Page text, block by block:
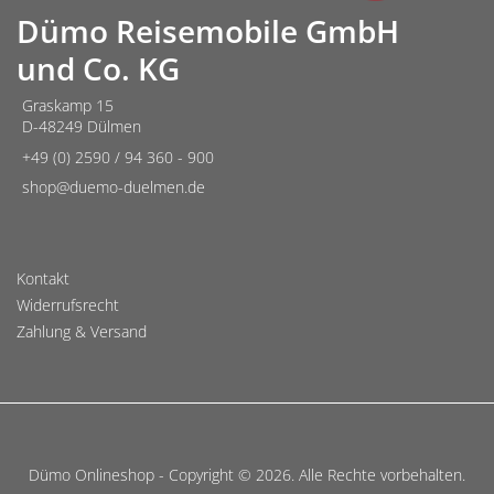
Varianten
auf.
Die
Optionen
können
auf
gewählt
werden
Dümo Reisemobile GmbH
und Co. KG
Graskamp 15
D-48249 Dülmen
+49 (0) 2590 / 94 360 - 900
shop@duemo-duelmen.de
Kontakt
Widerrufsrecht
Zahlung & Versand
Dümo Onlineshop - Copyright © 2026. Alle Rechte vorbehalten.